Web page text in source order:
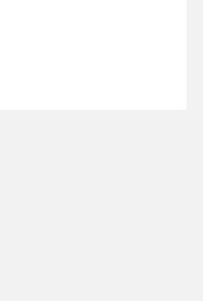
istnieje
własnym zakresie.
i radio.